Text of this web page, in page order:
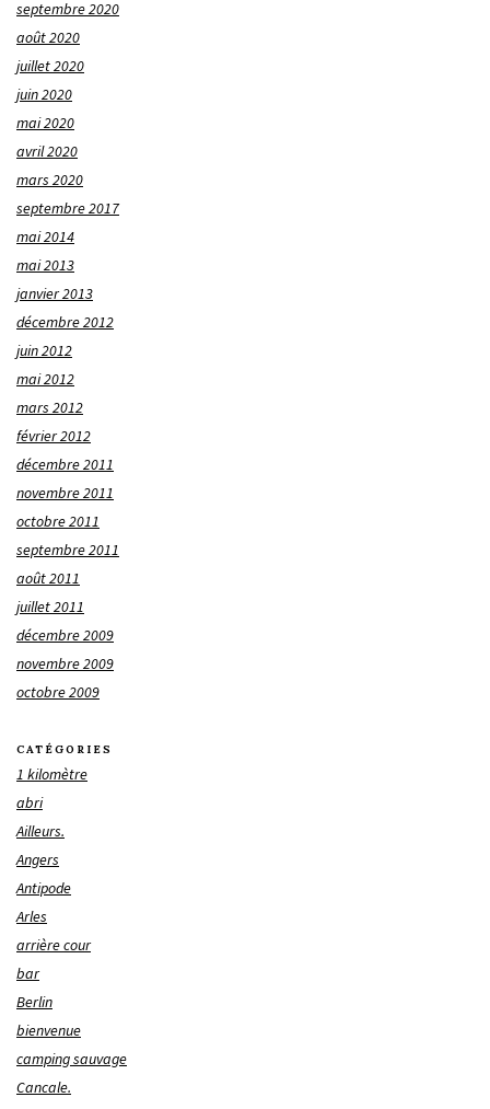
septembre 2020
août 2020
juillet 2020
juin 2020
mai 2020
avril 2020
mars 2020
septembre 2017
mai 2014
mai 2013
janvier 2013
décembre 2012
juin 2012
mai 2012
mars 2012
février 2012
décembre 2011
novembre 2011
octobre 2011
septembre 2011
août 2011
juillet 2011
décembre 2009
novembre 2009
octobre 2009
CATÉGORIES
1 kilomètre
abri
Ailleurs.
Angers
Antipode
Arles
arrière cour
bar
Berlin
bienvenue
camping sauvage
Cancale.